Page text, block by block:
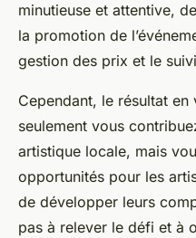
minutieuse et attentive,
la promotion de
gestion des prix et le
Cependant, le résultat en
seulement vous
artistique locale, mais
opportunités pour les
de développer leurs
pas à relever le défi et à